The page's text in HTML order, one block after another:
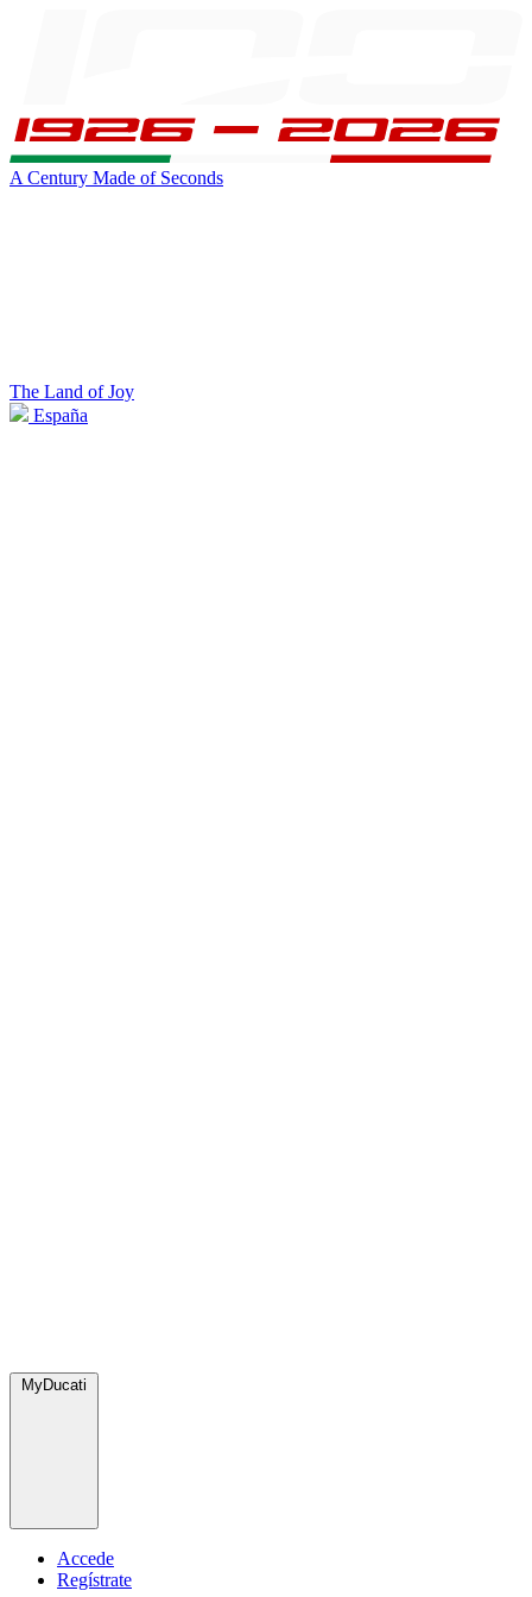
A Century Made of Seconds
The Land of Joy
España
MyDucati
Accede
Regístrate